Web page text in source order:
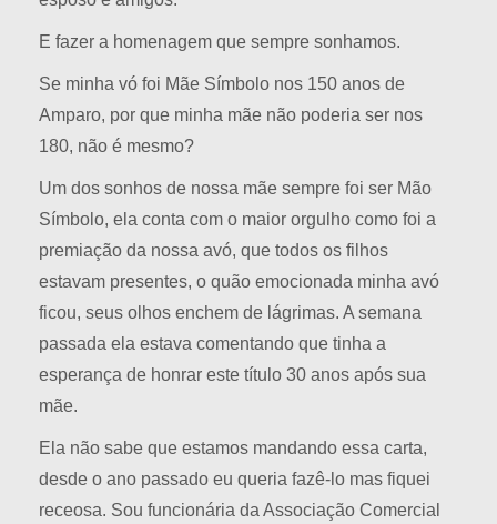
E fazer a homenagem que sempre sonhamos.
Se minha vó foi Mãe Símbolo nos 150 anos de
Amparo, por que minha mãe não poderia ser nos
180, não é mesmo?
Um dos sonhos de nossa mãe sempre foi ser Mão
Símbolo, ela conta com o maior orgulho como foi a
premiação da nossa avó, que todos os filhos
estavam presentes, o quão emocionada minha avó
ficou, seus olhos enchem de lágrimas. A semana
passada ela estava comentando que tinha a
esperança de honrar este título 30 anos após sua
mãe.
Ela não sabe que estamos mandando essa carta,
desde o ano passado eu queria fazê-lo mas fiquei
receosa. Sou funcionária da Associação Comercial